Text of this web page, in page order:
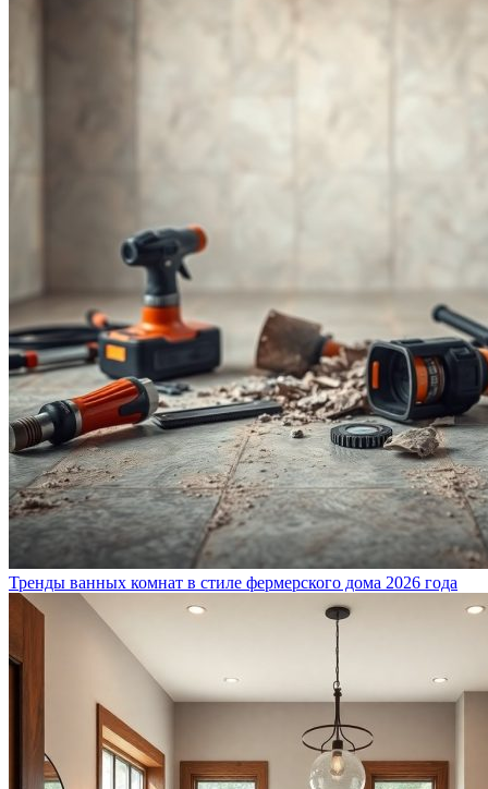
Тренды ванных комнат в стиле фермерского дома 2026 года